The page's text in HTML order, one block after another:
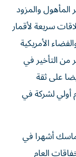
(ستارشيب في.3)، ​غير المأهول ⁠والمزود
سريعة لأقمار
الأمريكية
من التأخير في
على ثقة
أولي لشركة في
أشهرا في